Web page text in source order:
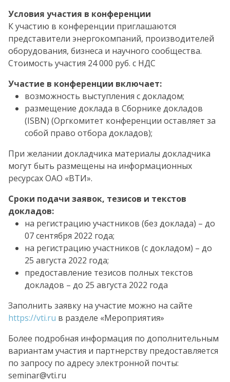
Условия участия в конференции
К участию в конференции приглашаются
представители энергокомпаний, производителей
оборудования, бизнеса и научного сообщества.
Стоимость участия 24 000 руб. с НДС
Участие в конференции включает:
возможность выступления с докладом;
размещение доклада в Сборнике докладов
(ISBN) (Оргкомитет конференции оставляет за
собой право отбора докладов);
При желании докладчика материалы докладчика
могут быть размещены на информационных
ресурсах ОАО «ВТИ».
Сроки подачи заявок, тезисов и текстов
докладов:
на регистрацию участников (без доклада) – до
07 сентября 2022 года;
на регистрацию участников (с докладом) – до
25 августа 2022 года;
предоставление тезисов полных текстов
докладов – до 25 августа 2022 года
Заполнить заявку на участие можно на сайте
https://vti.ru в разделе «Мероприятия»
Более подробная информация по дополнительным
вариантам участия и партнерству предоставляется
по запросу по адресу электронной почты:
seminar@vti.ru